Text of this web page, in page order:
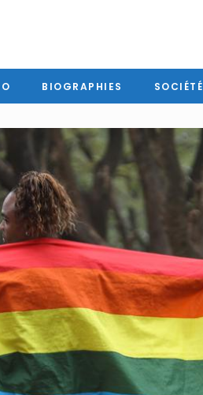
BIOGRAPHIES SOCIÉTÉ